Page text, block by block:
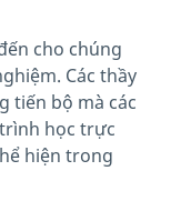
cho chúng
Các thầy
tiến bộ mà các
học trực
hiện trong